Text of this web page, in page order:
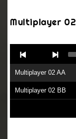
Multiplayer 02
Player
Multiplayer 02 AA
Multiplayer 02 BB